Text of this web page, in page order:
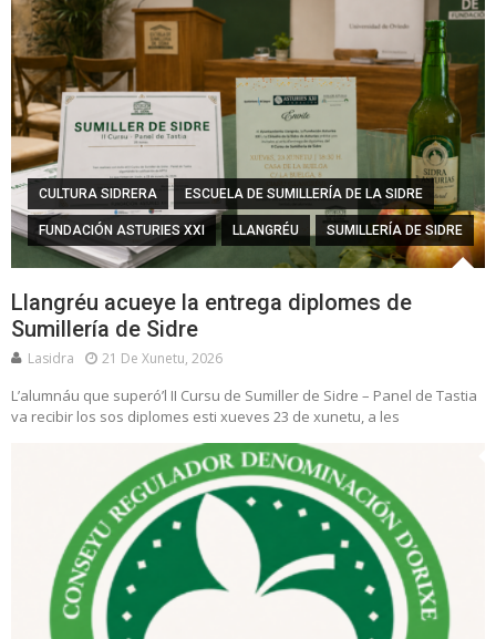
CULTURA SIDRERA ESCUELA DE SUMILLERÍA DE LA SIDRE
FUNDACIÓN ASTURIES XXI LLANGRÉU SUMILLERÍA DE SIDRE
Llangréu acueye la entrega diplomes de
Sumillería de Sidre
Lasidra 21 De Xunetu, 2026
L’alumnáu que superó’l II Cursu de Sumiller de Sidre – Panel de Tastia
va recibir los sos diplomes esti xueves 23 de xunetu, a les